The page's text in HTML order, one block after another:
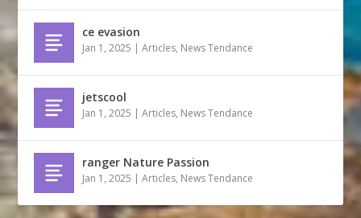
ce evasion
Jan 1, 2025 |Articles, News Tendance
jetscool
Jan 1, 2025 |Articles, News Tendance
ranger Nature Passion
Jan 1, 2025 |Articles, News Tendance